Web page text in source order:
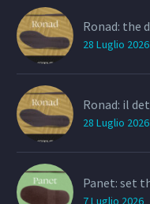
Ronad: the
28 Luglio 2026
Ronad: il
28 Luglio 2026
Panet: set
7 Luglio 2026